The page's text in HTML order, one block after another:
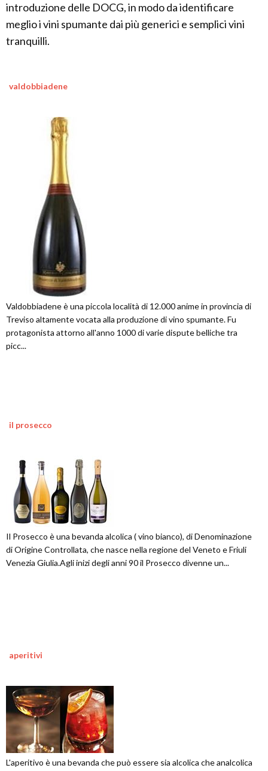
introduzione delle DOCG, in modo da identificare
meglio i vini spumante dai più generici e semplici vini
tranquilli.
valdobbiadene
Valdobbiadene è una piccola località di 12.000 anime in provincia di
Treviso altamente vocata alla produzione di vino spumante. Fu
protagonista attorno all'anno 1000 di varie dispute belliche tra
picc...
il prosecco
Il Prosecco è una bevanda alcolica ( vino bianco), di Denominazione
di Origine Controllata, che nasce nella regione del Veneto e Friuli
Venezia Giulia.Agli inizi degli anni 90 il Prosecco divenne un...
aperitivi
L'aperitivo è una bevanda che può essere sia alcolica che analcolica